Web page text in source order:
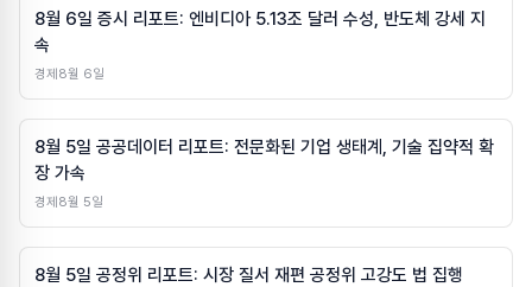
8월 6일 증시 리포트: 엔비디아 5.13조 달러 수성, 반도체 강세 지
속
경제8월 6일
8월 5일 공공데이터 리포트: 전문화된 기업 생태계, 기술 집약적 확
장 가속
경제8월 5일
8월 5일 공정위 리포트: 시장 질서 재편 공정위 고강도 법 집행